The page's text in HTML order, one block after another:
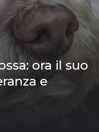
ora il suo
e